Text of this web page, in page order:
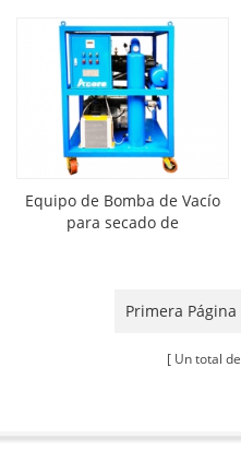
Equipo de Bomba de Vacío
para secado de
Primera Página
Un total de